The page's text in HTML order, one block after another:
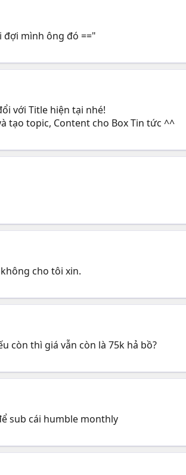
đợi mình ông đó =="
với Title hiện tại nhé!
tạo topic, Content cho Box Tin tức ^^
cho tôi xin.
còn thì giá vẫn còn là 75k hả bồ?
sub cái humble monthly